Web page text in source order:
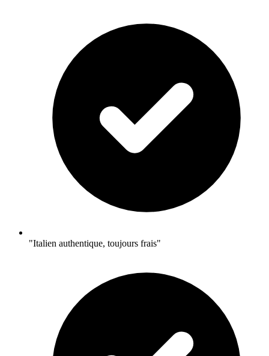
"Italien authentique, toujours frais"